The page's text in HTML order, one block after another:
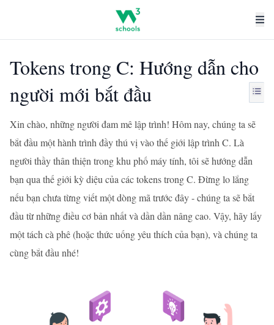
Tokens trong C: Hướng dẫn cho
người mới bắt đầu
Xin chào, những người đam mê lập trình! Hôm nay, chúng ta sẽ
bắt đầu một hành trình đầy thú vị vào thế giới lập trình C. Là
người thầy thân thiện trong khu phố máy tính, tôi sẽ hướng dẫn
bạn qua thế giới kỳ diệu của các tokens trong C. Đừng lo lắng
nếu bạn chưa từng viết một dòng mã trước đây - chúng ta sẽ bắt
đầu từ những điều cơ bản nhất và dần dần nâng cao. Vậy, hãy lấy
một tách cà phê (hoặc thức uống yêu thích của bạn), và chúng ta
cùng bắt đầu nhé!